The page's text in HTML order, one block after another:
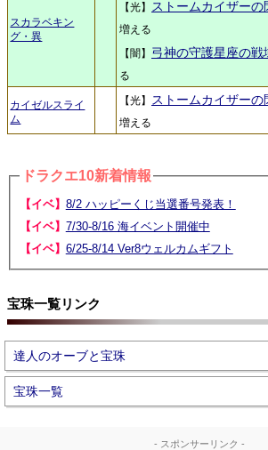
スカラベキン
グ・異
【光】
ストームカイザーの
増える
【闇】 弓神の守護星座の戦
る
カイゼルスライ
ム
【光】 ストームカイザーの
増える
ドラクエ10新着情報
【イベ】 8/2 ハッピーくじ当選番号発表！
【イベ】 7/30-8/16 海イベント開催中
【イベ】 6/25-8/14 Ver8ウェルカムギフト
宝珠一覧リンク
達人のオーブと宝珠
宝珠一覧
- スポンサーリンク -